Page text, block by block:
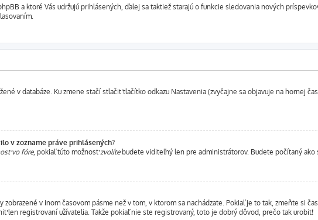
a ktoré Vás udržujú prihlásených, ďalej sa taktiež starajú o funkcie sledovania nových
v databáze. Ku zmene stačí stlačiť tlačítko odkazu Nastavenia (zvyčajne sa objavuje na hornej
v zozname práve prihlásených?
vo fóre, pokiaľ túto možnosťzvolítebudete viditeľný len pre administrátorov. Budete počítaný ako
zobrazené v inom časovom pásme než v tom, v ktorom sa nachádzate. Pokiaľ je to tak, zmeňte si
len registrovaní užívatelia. Takže pokiaľ nie ste registrovaný, toto je dobrý dôvod, prečo tak urobiť!